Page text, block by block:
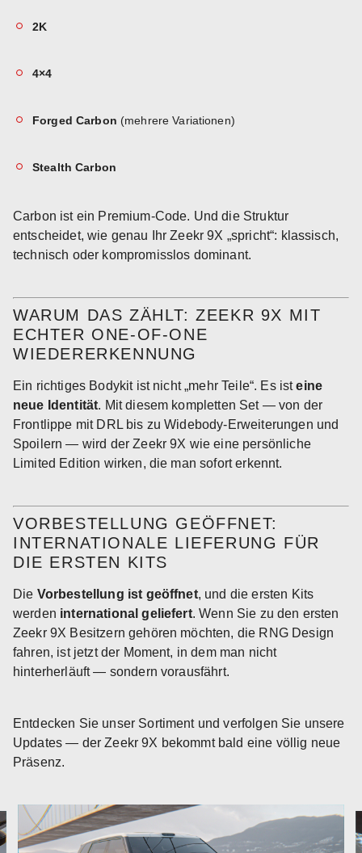
2K
4×4
Forged Carbon (mehrere Variationen)
Stealth Carbon
Carbon ist ein Premium-Code. Und die Struktur
entscheidet, wie genau Ihr Zeekr 9X „spricht“: klassisch,
technisch oder kompromisslos dominant.
WARUM DAS ZÄHLT: ZEEKR 9X MIT
ECHTER ONE-OF-ONE
WIEDERERKENNUNG
Ein richtiges Bodykit ist nicht „mehr Teile“. Es isteine
neue Identität. Mit diesem kompletten Set — von der
Frontlippe mit DRL bis zu Widebody-Erweiterungen und
Spoilern — wird der Zeekr 9X wie eine persönliche
Limited Edition wirken, die man sofort erkennt.
VORBESTELLUNG GEÖFFNET:
INTERNATIONALE LIEFERUNG FÜR
DIE ERSTEN KITS
Die Vorbestellung ist geöffnet, und die ersten Kits
werden international geliefert. Wenn Sie zu den ersten
Zeekr 9X Besitzern gehören möchten, die RNG Design
fahren, ist jetzt der Moment, in dem man nicht
hinterherläuft — sondern vorausfährt.
Entdecken Sie unser Sortiment und verfolgen Sie unsere
Updates — der Zeekr 9X bekommt bald eine völlig neue
Präsenz.